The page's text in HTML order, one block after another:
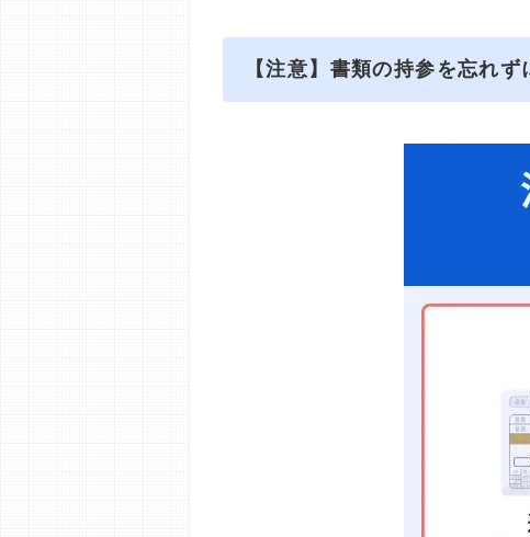
【注意】書類の持参を忘れず